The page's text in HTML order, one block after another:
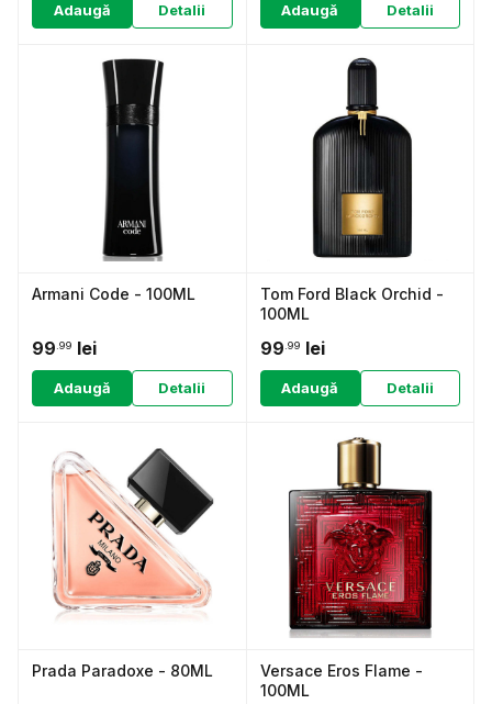
Adaugă Detalii Adaugă Detalii
Armani Code - 100ML
99 .99 lei
Adaugă Detalii
Tom Ford Black Orchid -
100ML
99 .99 lei
Adaugă Detalii
Prada Paradoxe - 80ML
Versace Eros Flame -
100ML